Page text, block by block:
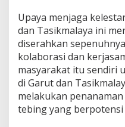
Upaya menjaga
dan Tasikmalaya ini
diserahkan
kolaborasi dan
masyarakat itu sendiri
di Garut dan
melakukan
tebing yang